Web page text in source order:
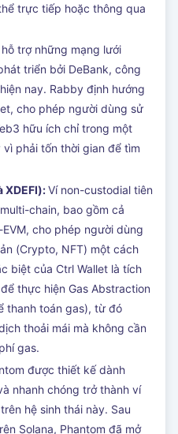
trực tiếp hoặc thông qua
trợ những mạng lưới
triển bởi DeBank, công
nay. Rabby định hướng
cho phép người dùng sử
hữu ích chỉ trong một
phải tốn thời gian để tìm
XDEFI):Ví non-custodial tiên
chain, bao gồm cả
cho phép người dùng
(Crypto, NFT) một cách
biệt của Ctrl Wallet là tích
thực hiện Gas Abstraction
thanh toán gas), từ đó
thoải mái mà không cần
gas.
được thiết kế dành
nhanh chóng trở thành ví
hệ sinh thái này. Sau
Solana, Phantom đã mở